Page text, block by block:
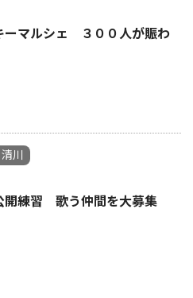
ーマルシェ ３００人が賑わ
川
開練習 歌う仲間を大募集